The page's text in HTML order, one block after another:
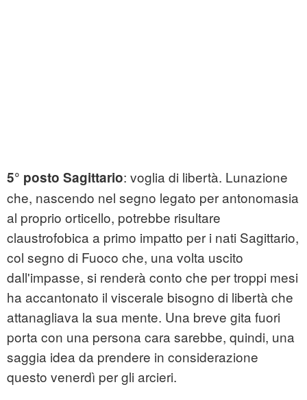
5° posto Sagittario: voglia di libertà. Lunazione
che, nascendo nel segno legato per antonomasia
al proprio orticello, potrebbe risultare
claustrofobica a primo impatto per i nati Sagittario,
col segno di Fuoco che, una volta uscito
dall'impasse, si renderà conto che per troppi mesi
ha accantonato il viscerale bisogno di libertà che
attanagliava la sua mente. Una breve gita fuori
porta con una persona cara sarebbe, quindi, una
saggia idea da prendere in considerazione
questo venerdì per gli arcieri.